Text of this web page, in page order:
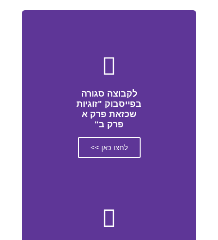
לקבוצה סגורה
בפייסבוק "זוגיות
שכזאת פרק א
פרק ב"
לחצו כאן >>